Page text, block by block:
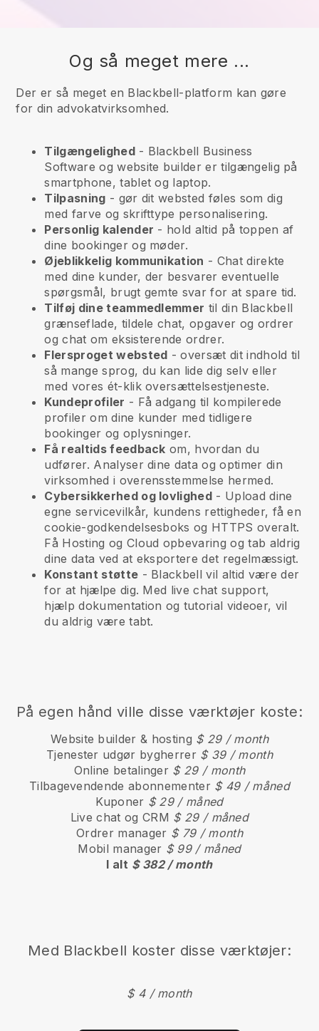
Og så meget mere ...
Der er så meget en Blackbell-platform kan gøre
for din advokatvirksomhed.
Tilgængelighed- Blackbell Business
Software og website builder er tilgængelig på
smartphone, tablet og laptop.
Tilpasning - gør dit websted føles som dig
med farve og skrifttype personalisering.
Personlig kalender - hold altid på toppen af
dine bookinger og møder.
Øjeblikkelig kommunikation - Chat direkte
med dine kunder, der besvarer eventuelle
spørgsmål, brugt gemte svar for at spare tid.
Tilføj dine teammedlemmer til din Blackbell
grænseflade, tildele chat, opgaver og ordrer
og chat om eksisterende ordrer.
Flersproget websted - oversæt dit indhold til
så mange sprog, du kan lide dig selv eller
med vores ét-klik oversættelsestjeneste.
Kundeprofiler - Få adgang til kompilerede
profiler om dine kunder med tidligere
bookinger og oplysninger.
Få realtids feedback om, hvordan du
udfører. Analyser dine data og optimer din
virksomhed i overensstemmelse hermed.
Cybersikkerhed og lovlighed - Upload dine
egne servicevilkår, kundens rettigheder, få en
cookie-godkendelsesboks og HTTPS overalt.
Få Hosting og Cloud opbevaring og tab aldrig
dine data ved at eksportere det regelmæssigt.
Konstant støtte - Blackbell vil altid være der
for at hjælpe dig. Med live chat support,
hjælp dokumentation og tutorial videoer, vil
du aldrig være tabt.
På egen hånd ville disse værktøjer koste:
Website builder & hosting $ 29 / month
Tjenester udgør bygherrer $ 39 / month
Online betalinger $ 29 / month
Tilbagevendende abonnementer $ 49 / måned
Kuponer $ 29 / måned
Live chat og CRM $ 29 / måned
Ordrer manager $ 79 / month
Mobil manager $ 99 / måned
I alt $ 382 / month
Med Blackbell koster disse værktøjer:
$ 4 / month